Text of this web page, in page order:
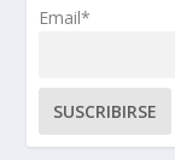
Email*